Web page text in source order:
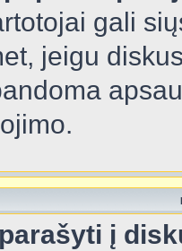
gali
jeigu
į